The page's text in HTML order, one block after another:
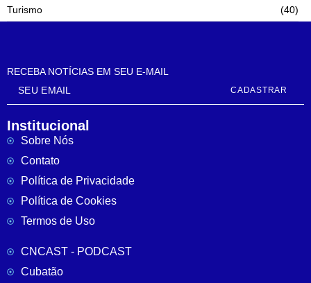
Turismo (40)
RECEBA NOTÍCIAS EM SEU E-MAIL
CADASTRAR
Institucional
Sobre Nós
Contato
Política de Privacidade
Política de Cookies
Termos de Uso
CNCAST - PODCAST
Cubatão